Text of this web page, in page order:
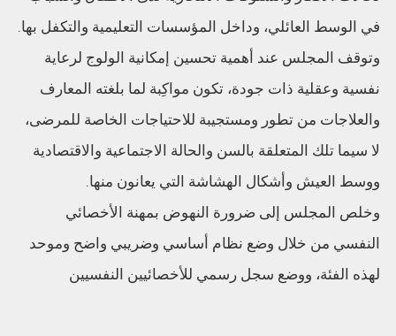
في الوسط العائلي، وداخل المؤسسات التعليمية والتكفل بها.
وتوقف المجلس عند أهمية تحسين إمكانية الولوج لرعاية
نفسية وعقلية ذات جودة، تكون مواكِبة لما بلغته المعارف
والعلاجات من تطور ومستجيبة للاحتياجات الخاصة للمرضى،
لا سيما تلك المتعلقة بالسن والحالة الاجتماعية والاقتصادية
ووسط العيش وأشكال الهشاشة التي يعانون منها.
وخلص المجلس إلى ضرورة النهوض بمهنة الأخصائي
النفسي من خلال وضع نظام أساسي وضريبي واضح وموحد
لهذه الفئة، ووضع سجل رسمي للأخصائيين النفسيين